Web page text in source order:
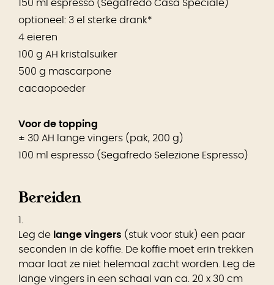
150 ml espresso (Segafredo Casa Speciale)
optioneel: 3 el sterke drank*
4 eieren
100 g AH kristalsuiker
500 g mascarpone
cacaopoeder
Voor de topping
± 30 AH lange vingers (pak, 200 g)
100 ml espresso (Segafredo Selezione Espresso)
Bereiden
1.
Leg de lange vingers (stuk voor stuk) een paar
seconden in de koffie. De koffie moet erin trekken
maar laat ze niet helemaal zacht worden. Leg de
lange vingers in een schaal van ca. 20 x 30 cm